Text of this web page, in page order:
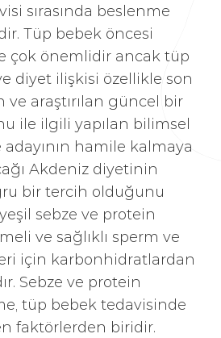
sırasında beslenme
Tüp bebek öncesi
çok önemlidir ancak tüp
diyet ilişkisi özellikle son
ve araştırılan güncel bir
ile ilgili yapılan bilimsel
hamile kalmaya
Akdeniz diyetinin
bir tercih olduğunu
sebze ve protein
ve sağlıklı sperm ve
için karbonhidratlardan
Sebze ve protein
tüp bebek tedavisinde
faktörlerden biridir.